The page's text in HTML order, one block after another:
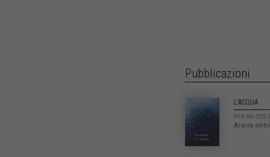
Pubblicazioni
L’ACQUA
978-88-255-
Aracne